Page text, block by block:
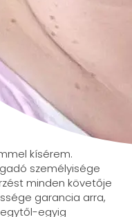
kísérem.
személyisége
minden követője
garancia arra,
egyig